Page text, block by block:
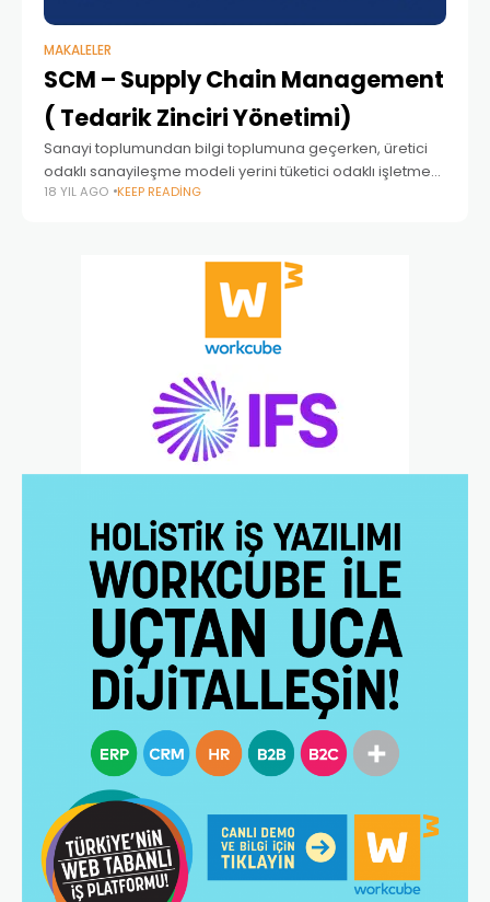
MAKALELER
SCM – Supply Chain Management
( Tedarik Zinciri Yönetimi)
Sanayi toplumundan bilgi toplumuna geçerken, üretici
odaklı sanayileşme modeli yerini tüketici odaklı işletme
modeline bırakmaktadır. Pazarın globalleştiği, iş ve
18 YIL AGO KEEP READING